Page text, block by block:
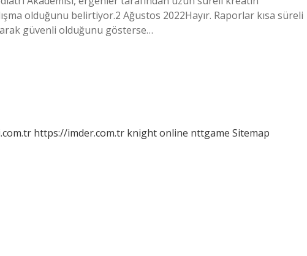
olduğunu belirtiyor.2 Ağustos 2022Hayır. Raporlar kısa süreli
güvenli olduğunu gösterse…
https://imder.com.tr knight online nttgame Sitemap